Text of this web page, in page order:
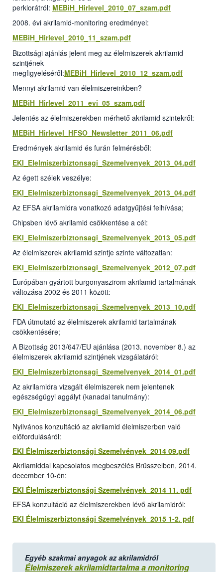
perklorátról: MEBiH_Hirlevel_2010_07_szam.pdf
2008. évi akrilamid-monitoring eredményei:
MEBiH_Hirlevel_2010_11_szam.pdf
Bizottsági ajánlás jelent meg az élelmiszerek akrilamid
szintjének
megfigyeléséről:MEBiH_Hirlevel_2010_12_szam.pdf
Mennyi akrilamid van élelmiszereinkben?
MEBiH_Hirlevel_2011_evi_05_szam.pdf
Jelentés az élelmiszerekben mérhető akrilamid szintekről:
MEBiH_Hirlevel_HFSO_Newsletter_2011_06.pdf
Eredmények akrilamid és furán felmérésből:
EKI_Elelmiszerbiztonsagi_Szemelvenyek_2013_04.pdf
Az égett szélek veszélye:
EKI_Elelmiszerbiztonsagi_Szemelvenyek_2013_04.pdf
Az EFSA akrilamidra vonatkozó adatgyűjtési felhívása;
Chipsben lévő akrilamid csökkentése a cél:
EKI_Elelmiszerbiztonsagi_Szemelvenyek_2013_05.pdf
Az élelmiszerek akrilamid szintje szinte változatlan:
EKI_Elelmiszerbiztonsagi_Szemelvenyek_2012_07.pdf
Európában gyártott burgonyaszirom akrilamid tartalmának
változása 2002 és 2011 között:
EKI_Elelmiszerbiztonsagi_Szemelvenyek_2013_10.pdf
FDA útmutató az élelmiszerek akrilamid tartalmának
csökkentésére;
A Bizottság 2013/647/EU ajánlása (2013. november 8.) az
élelmiszerek akrilamid szintjének vizsgálatáról:
EKI_Elelmiszerbiztonsagi_Szemelvenyek_2014_01.pdf
Az akrilamidra vizsgált élelmiszerek nem jelentenek
egészségügyi aggályt (kanadai tanulmány):
EKI_Elelmiszerbiztonsagi_Szemelvenyek_2014_06.pdf
Nyilvános konzultáció az akrilamid élelmiszerben való
előfordulásáról:
EKI Élelmiszerbiztonsági Szemelvények 2014 09.pdf
Akrilamiddal kapcsolatos megbeszélés Brüsszelben, 2014.
december 10-én:
EKI Élelmiszerbiztonsági Szemelvények 2014 11. pdf
EFSA konzultáció az élelmiszerekben lévő akrilamidról:
EKI Élelmiszerbiztonsági Szemelvények 2015 1-2. pdf
Egyéb szakmai anyagok az akrilamidról
Élelmiszerek akrilamidtartalma a monitoring